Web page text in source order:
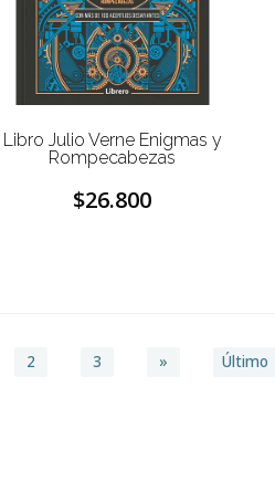
Libro Julio Verne Enigmas y
Rompecabezas
$26.800
2 3 » Último